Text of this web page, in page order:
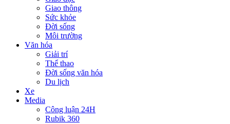
Giao thông
Sức khỏe
Đời sống
Môi trường
Văn hóa
Giải trí
Thể thao
Đời sống văn hóa
Du lịch
Xe
Media
Công luận 24H
Rubik 360